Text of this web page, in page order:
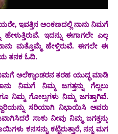
ಅಂಕಣದಲ್ಲಿ ನಾನು ನಿಮಗೆ
ಹೇಳುತ್ತಿರುವೆ. ಇದನ್ನು ಈಗಾಗಲೇ ಎಲ್ಲ
ಮತ್ತೊಮ್ಮೆ ಹೇಳ್ತಿರುವೆ. ಈಗಲೇ ಈ
ತನಕ ಓದಿ.
ತರಹ ಯುದ್ಧ ಮಾಡಿ
ನಾನು ನಿಮಗೆ ನಿಮ್ಮ ಜಗತ್ತನ್ನು ಗೆಲ್ಲಲು
ನಿಮ್ಮ ಗೋಲ್ಸಗಳು ನಿಮ್ಮ ಜಗತ್ತಾಗಿವೆ.
ಸರಿಯಾಗಿ ನಿಭಾಯಿಸಿ ಅವರು
ಸಾಕು ನೀವು ನಿಮ್ಮ ಜಗತ್ತನ್ನು
ಕನಸನ್ನು ಕಟ್ಟಿರುತ್ತಾರೆ, ನನ್ನ ಮಗ